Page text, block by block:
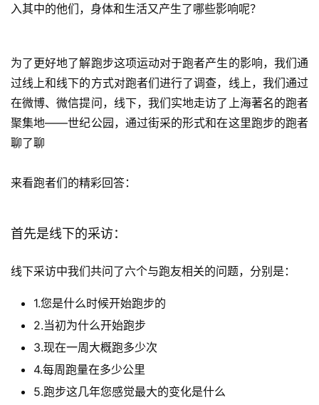
入其中的他们，身体和生活又产生了哪些影响呢？
为了更好地了解跑步这项运动对于跑者产生的影响，我们通
过线上和线下的方式对跑者们进行了调查，线上，我们通过
在微博、微信提问，线下，我们实地走访了上海著名的跑者
聚集地——世纪公园，通过街采的形式和在这里跑步的跑者
聊了聊
来看跑者们的精彩回答：
首先是线下的采访：
线下采访中我们共问了六个与跑友相关的问题，分别是：
1.您是什么时候开始跑步的
2.当初为什么开始跑步
3.现在一周大概跑多少次
4.每周跑量在多少公里
5.跑步这几年您感觉最大的变化是什么